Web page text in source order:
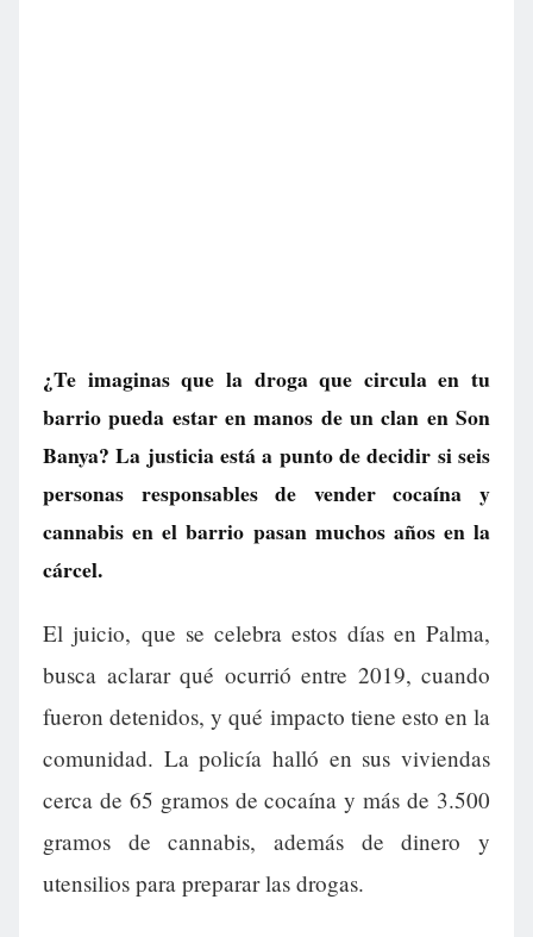
¿Te imaginas que la droga que circula en tu
barrio pueda estar en manos de un clan en Son
Banya? La justicia está a punto de decidir si seis
personas responsables de vender cocaína y
cannabis en el barrio pasan muchos años en la
cárcel.
El juicio, que se celebra estos días en Palma,
busca aclarar qué ocurrió entre 2019, cuando
fueron detenidos, y qué impacto tiene esto en la
comunidad. La policía halló en sus viviendas
cerca de 65 gramos de cocaína y más de 3.500
gramos de cannabis, además de dinero y
utensilios para preparar las drogas.